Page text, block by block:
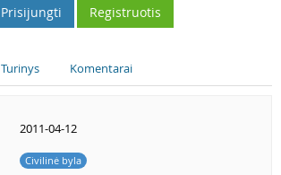
Prisijungti Registruotis
Turinys Komentarai
2011-04-12
Civilinė byla